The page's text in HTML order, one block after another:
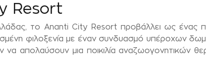
Resort
το Ananti City Resort προβάλλει ως ένας
φιλοξενία με έναν συνδυασμό υπέροχων
να απολαύσουν μια ποικιλία αναζωογονητικών